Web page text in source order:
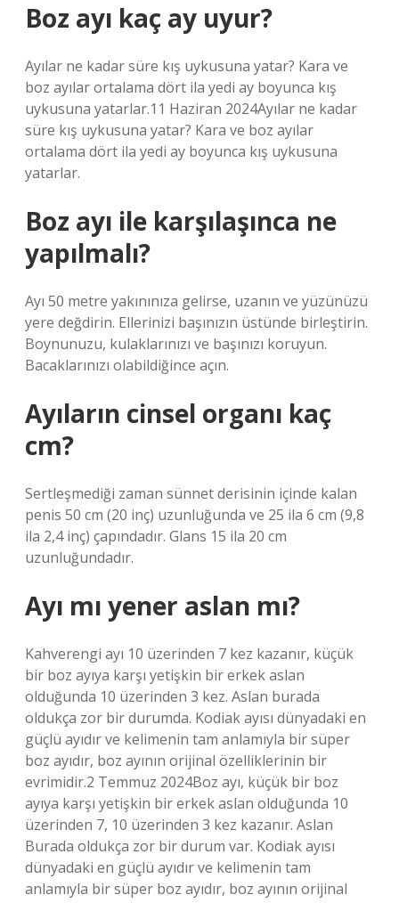
Boz ayı kaç ay uyur?
Ayılar ne kadar süre kış uykusuna yatar? Kara ve
boz ayılar ortalama dört ila yedi ay boyunca kış
uykusuna yatarlar.11 Haziran 2024Ayılar ne kadar
süre kış uykusuna yatar? Kara ve boz ayılar
ortalama dört ila yedi ay boyunca kış uykusuna
yatarlar.
Boz ayı ile karşılaşınca ne
yapılmalı?
Ayı 50 metre yakınınıza gelirse, uzanın ve yüzünüzü
yere değdirin. Ellerinizi başınızın üstünde birleştirin.
Boynunuzu, kulaklarınızı ve başınızı koruyun.
Bacaklarınızı olabildiğince açın.
Ayıların cinsel organı kaç
cm?
Sertleşmediği zaman sünnet derisinin içinde kalan
penis 50 cm (20 inç) uzunluğunda ve 25 ila 6 cm (9,8
ila 2,4 inç) çapındadır. Glans 15 ila 20 cm
uzunluğundadır.
Ayı mı yener aslan mı?
Kahverengi ayı 10 üzerinden 7 kez kazanır, küçük
bir boz ayıya karşı yetişkin bir erkek aslan
olduğunda 10 üzerinden 3 kez. Aslan burada
oldukça zor bir durumda. Kodiak ayısı dünyadaki en
güçlü ayıdır ve kelimenin tam anlamıyla bir süper
boz ayıdır, boz ayının orijinal özelliklerinin bir
evrimidir.2 Temmuz 2024Boz ayı, küçük bir boz
ayıya karşı yetişkin bir erkek aslan olduğunda 10
üzerinden 7, 10 üzerinden 3 kez kazanır. Aslan
Burada oldukça zor bir durum var. Kodiak ayısı
dünyadaki en güçlü ayıdır ve kelimenin tam
anlamıyla bir süper boz ayıdır, boz ayının orijinal